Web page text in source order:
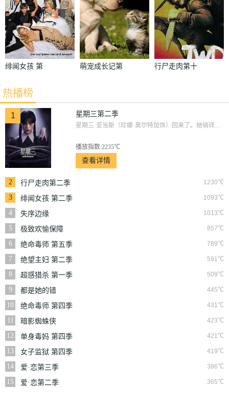
绯闻女孩 第
萌宠成长记第
行尸走肉第十
热播榜
1 星期三第二季
星期三·亚当斯（珍娜·奥尔特加饰）回来了。她徜徉...
播放指数:2235℃
查看详情
2 1230℃
行尸走肉第二季
3
1093℃
绯闻女孩 第二季
4
1013℃
失序边缘
5
857℃
极致欢愉保障
6
789℃
绝命毒师 第五季
7
591℃
绝望主妇 第二季
8
509℃
超感猎杀 第一季
9
445℃
都是她的错
10
431℃
绝命毒师 第四季
11
423℃
暗影蜘蛛侠
12
421℃
单身毒妈 第四季
13
419℃
女子监狱 第四季
14
386℃
爱·恋第三季
15
365℃
爱·恋第二季